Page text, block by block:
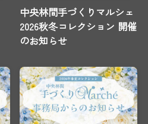
中央林間手づくりマルシェ
2026秋冬コレクション 開催
のお知らせ